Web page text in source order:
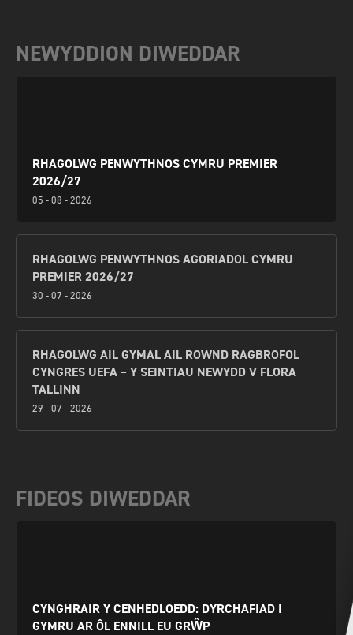
NEWYDDION DIWEDDAR
RHAGOLWG PENWYTHNOS CYMRU PREMIER
2026/27
05 - 08 - 2026
RHAGOLWG PENWYTHNOS AGORIADOL CYMRU
PREMIER 2026/27
30 - 07 - 2026
RHAGOLWG AIL GYMAL AIL ROWND RAGBROFOL
CYNGRES UEFA – Y SEINTIAU NEWYDD V FLORA
TALLINN
29 - 07 - 2026
FIDEOS DIWEDDAR
CYNGHRAIR Y CENHEDLOEDD: DYRCHAFIAD I
GYMRU AR ÔL ENNILL EU GRŴP